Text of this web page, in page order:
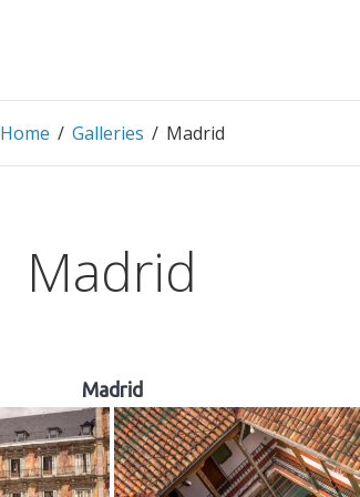
Home / Galleries / Madrid
Madrid
Madrid